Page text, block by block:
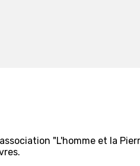
"L'homme et la